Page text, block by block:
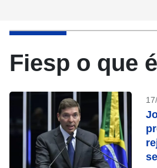
Fiesp o que é